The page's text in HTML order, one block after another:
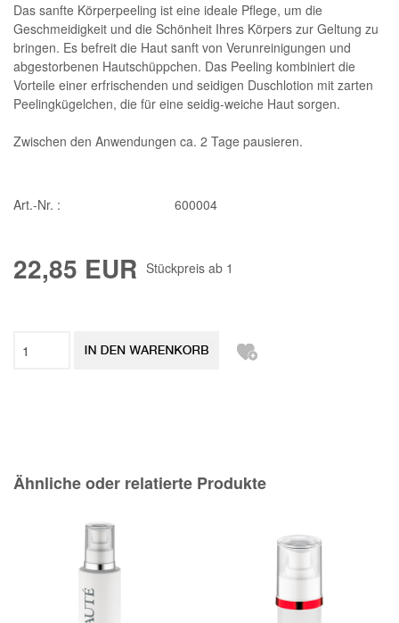
Das sanfte Körperpeeling ist eine ideale Pflege, um die
Geschmeidigkeit und die Schönheit Ihres Körpers zur Geltung zu
bringen. Es befreit die Haut sanft von Verunreinigungen und
abgestorbenen Hautschüppchen. Das Peeling kombiniert die
Vorteile einer erfrischenden und seidigen Duschlotion mit zarten
Peelingkügelchen, die für eine seidig-weiche Haut sorgen.
Zwischen den Anwendungen ca. 2 Tage pausieren.
Art.-Nr. : 600004
22,85 EUR Stückpreis ab 1
Ähnliche oder relatierte Produkte